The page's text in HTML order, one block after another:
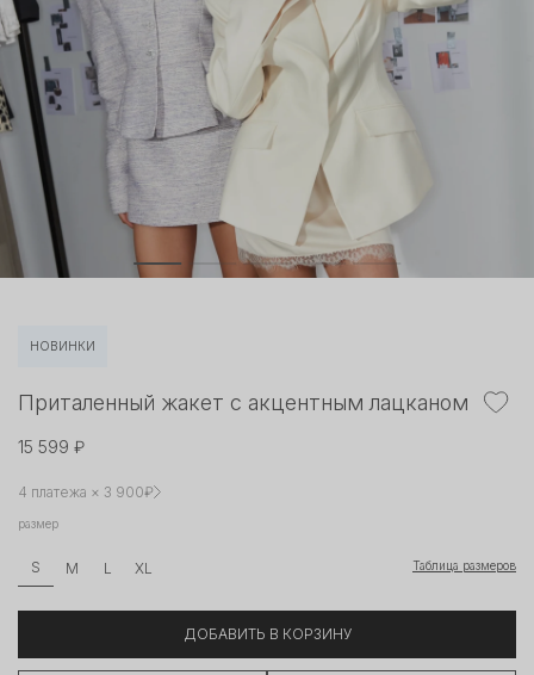
НОВИНКИ
Приталенный жакет с акцентным лацканом
15 599 ₽
4 платежа × 3 900₽
размер
S M L XL Таблица размеров
ДОБАВИТЬ В КОРЗИНУ